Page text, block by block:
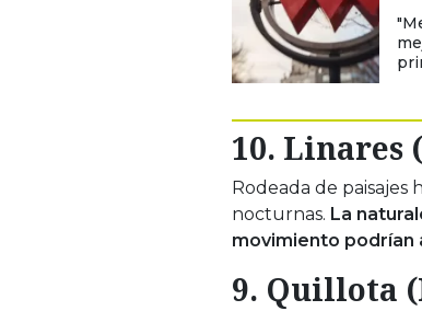
10. Linares
Rodeada de paisajes
nocturnas. La
movimiento podrían
9. Quillota